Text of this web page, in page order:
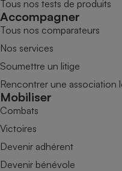
Tous nos tests de produits
Accompagner
Tous nos comparateurs
Nos services
Soumettre un litige
Rencontrer une association
Mobiliser
Combats
Victoires
Devenir adhérent
Devenir bénévole